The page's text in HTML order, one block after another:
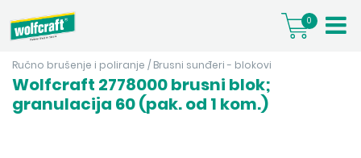
0
Ručno brušenje i poliranje / Brusni sunđeri - blokovi
Wolfcraft 2778000 brusni blok;
granulacija 60 (pak. od 1 kom.)